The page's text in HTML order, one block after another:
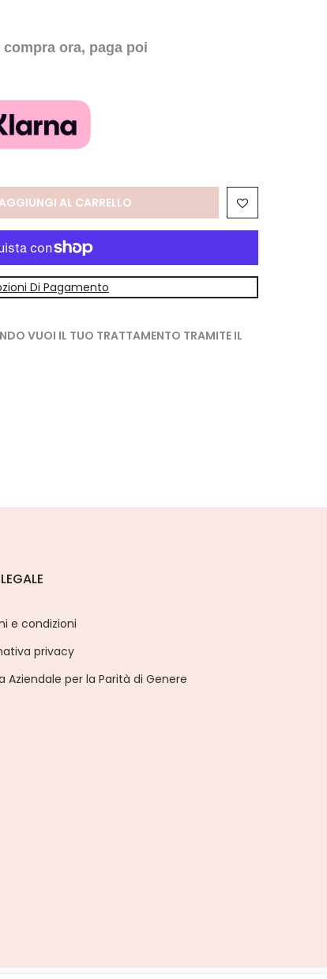
ora, paga poi
AL CARRELLO
Di Pagamento
VUOI IL TUO TRATTAMENTO TRAMITE IL
e condizioni
privacy
Aziendale per la Parità di Genere